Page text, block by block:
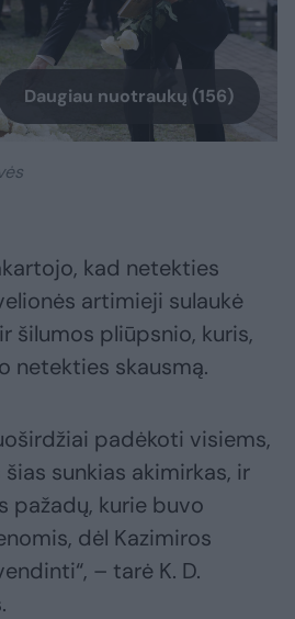
Daugiau nuotraukų (156)
kad netekties
artimieji sulaukė
šilumos pliūpsnio, kuris,
netekties skausmą.
padėkoti visiems,
sunkias akimirkas, ir
pažadų, kurie buvo
dėl Kazimiros
– tarė K. D.